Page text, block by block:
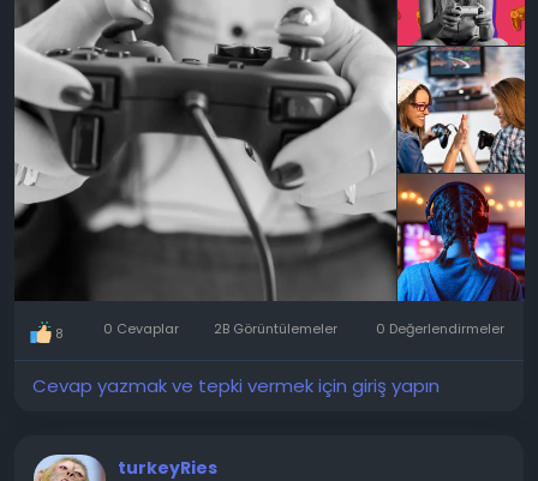
Oyuncular arasında kaç kadın var?
Kadınlar her zaman oyun oynamıştır: eski cihazlardaki
ilk oyunlardan günümüzün devasa açık dünya
oyunlarına kadar, kurgusal dünyalara ve hikayelere
her zaman ilgi duymuşlardır. Elbette, bir zamanlar
azınlıktaydılar, çünkü toplumsal kalıplar hobilerinin
farklı görülmesi gerektiğini dikte ediyordu ve
bilgisayar endüstrisi her zaman daha erkek dostu
olmuştur. Ancak bu kalıplar yetişkin erkekleri de
etkiledi: geçen yüzyılda, video oyunlarının çocuklar ve
gençler için olduğu gerekçesiyle oynamaları
uygunsuz kabul edildi. Neyse ki, zaman değişiyor ve
oyunlar artık her cinsiyet ve yaştan insan için bir
eğlence haline geldi.
eşitliğin gözlemlendiğini ve bazı ülkelerde kadın
8 0 Cevaplar 2B Görüntülemeler 0 Değerlendirmeler
Cevap yazmak ve tepki vermek için giriş yapın
turkeyRies